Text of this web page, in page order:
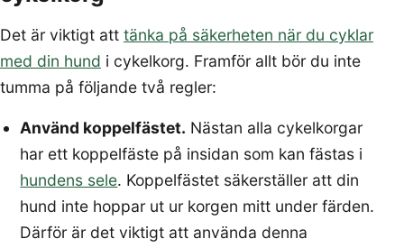
Det är viktigt att tänka på säkerheten när du cyklar
med din hund i cykelkorg. Framför allt bör du inte
tumma på följande två regler:
Använd koppelfästet. Nästan alla cykelkorgar
har ett koppelfäste på insidan som kan fästas i
hundens sele. Koppelfästet säkerställer att din
hund inte hoppar ut ur korgen mitt under färden.
Därför är det viktigt att använda denna